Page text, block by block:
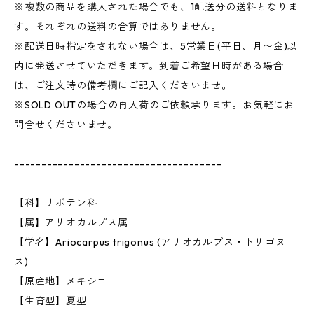
※複数の商品を購入された場合でも、1配送分の送料となりま
す。それぞれの送料の合算ではありません。
※配送日時指定をされない場合は、5営業日(平日、月〜金)以
内に発送させていただきます。到着ご希望日時がある場合
は、ご注文時の備考欄にご記入くださいませ。
※SOLD OUTの場合の再入荷のご依頼承ります。お気軽にお
問合せくださいませ。
--------------------------------------
【科】サボテン科
【属】アリオカルプス属
【学名】Ariocarpus trigonus (アリオカルプス・トリゴヌ
ス)
【原産地】メキシコ
【生育型】夏型